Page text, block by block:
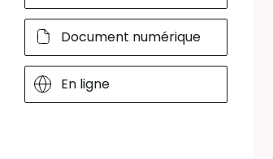
Document numérique
En ligne